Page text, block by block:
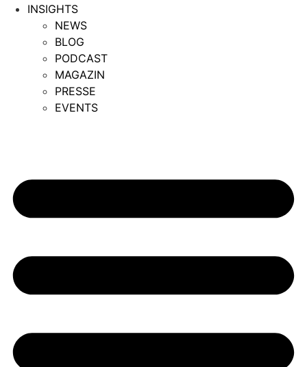
INSIGHTS
NEWS
BLOG
PODCAST
MAGAZIN
PRESSE
EVENTS